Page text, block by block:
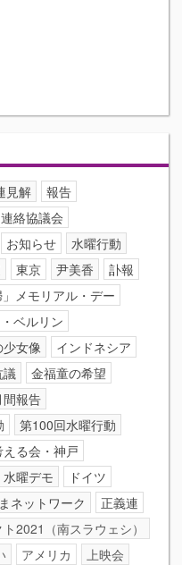
見解
報告
絡協議会
お知らせ
水曜行動
東京 尹美香
訃報
メモリアル・デー
ベルリン
女像
インドネシア
議
金福童の希望
間報告
第100回水曜行動
える会・神戸
水曜デモ
ドイツ
ネットワーク
正義連
2021（南スラウェシ）
アメリカ
上映会